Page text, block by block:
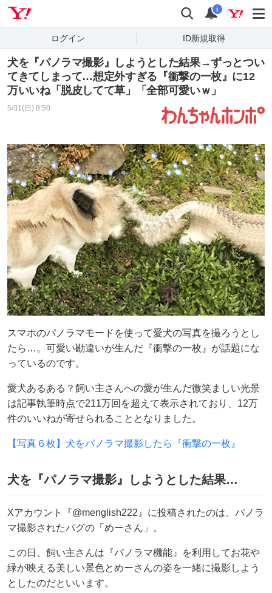
検索 通知
i
ログイン ID新規取得
犬を『パノラマ撮影』しようとした結果→ずっとつい
てきてしまって…想定外すぎる『衝撃の一枚』に12
万いいね「脱皮してて草」「全部可愛いｗ」
5/31(日) 8:50
スマホのパノラマモードを使って愛犬の写真を撮ろうとし
たら…。可愛い勘違いが生んだ『衝撃の一枚』が話題にな
っているのです。
愛犬あるある？飼い主さんへの愛が生んだ微笑ましい光景
は記事執筆時点で211万回を超えて表示されており、12万
件のいいねが寄せられることとなりました。
【写真６枚】犬をパノラマ撮影したら『衝撃の一枚』
犬を『パノラマ撮影』しようとした結果…
Xアカウント『@menglish222』に投稿されたのは、パノラ
マ撮影されたパグの「めーさん」。
この日、飼い主さんは『パノラマ機能』を利用してお花や
緑が映える美しい景色とめーさんの姿を一緒に撮影しよう
としたのだといいます。